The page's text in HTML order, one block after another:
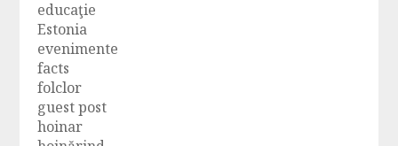
educaţie
Estonia
evenimente
facts
folclor
guest post
hoinar